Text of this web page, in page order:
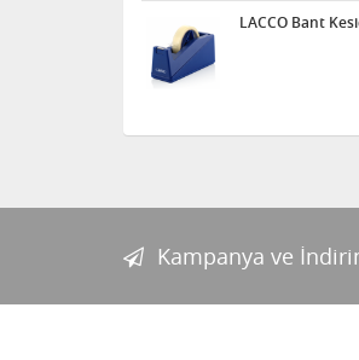
LACCO Bant
Kampanya ve